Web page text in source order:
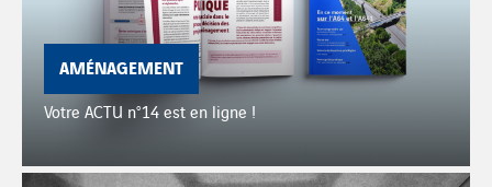
AMÉNAGEMENT
Votre ACTU n°14 est en ligne !